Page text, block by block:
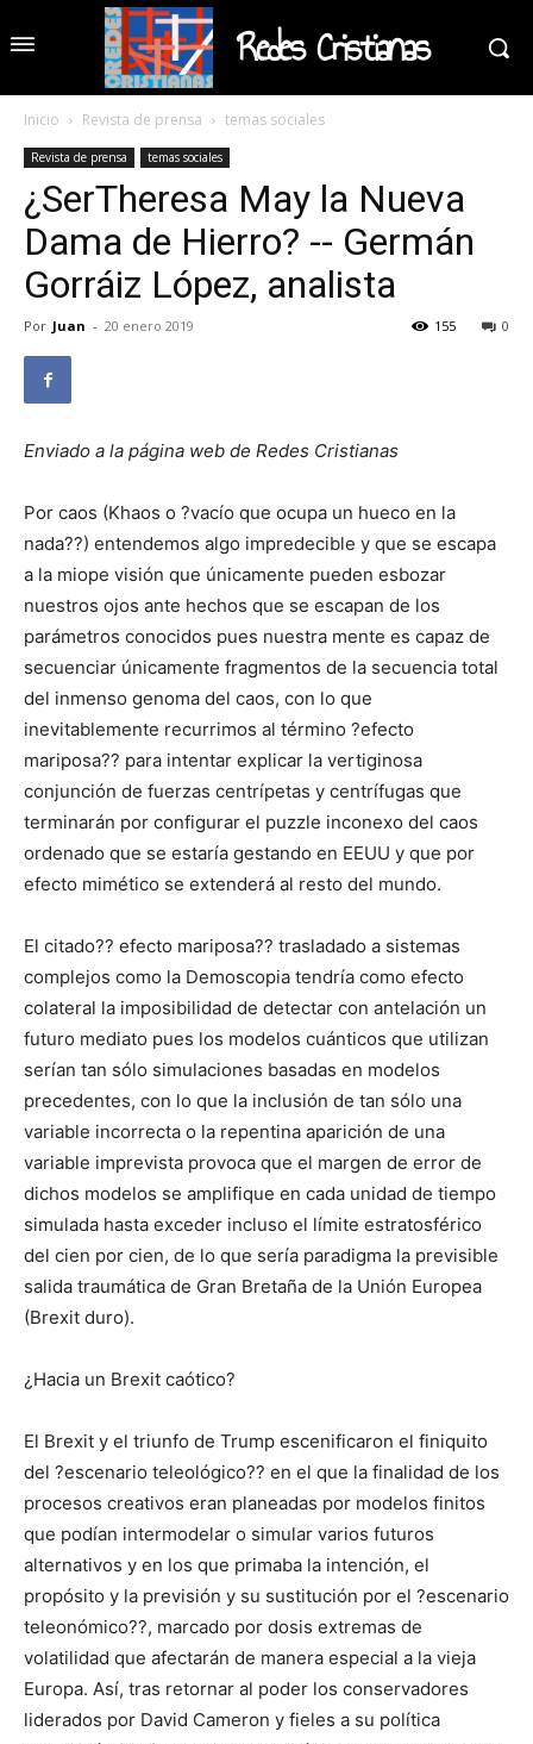
Redes Cristianas
Inicio Revista de prensa temas sociales
Revista de prensa temas sociales
¿SerTheresa May la Nueva
Dama de Hierro? -- Germán
Gorráiz López, analista
Por Juan - 20 enero 2019 0
155
Enviado a la página web de Redes Cristianas
Por caos (Khaos o ?vacío que ocupa un hueco en la
nada??) entendemos algo impredecible y que se escapa
a la miope visión que únicamente pueden esbozar
nuestros ojos ante hechos que se escapan de los
parámetros conocidos pues nuestra mente es capaz de
secuenciar únicamente fragmentos de la secuencia total
del inmenso genoma del caos, con lo que
inevitablemente recurrimos al término ?efecto
mariposa?? para intentar explicar la vertiginosa
conjunción de fuerzas centrípetas y centrífugas que
terminarán por configurar el puzzle inconexo del caos
ordenado que se estaría gestando en EEUU y que por
efecto mimético se extenderá al resto del mundo.
El citado?? efecto mariposa?? trasladado a sistemas
complejos como la Demoscopia tendría como efecto
colateral la imposibilidad de detectar con antelación un
futuro mediato pues los modelos cuánticos que utilizan
serían tan sólo simulaciones basadas en modelos
precedentes, con lo que la inclusión de tan sólo una
variable incorrecta o la repentina aparición de una
variable imprevista provoca que el margen de error de
dichos modelos se amplifique en cada unidad de tiempo
simulada hasta exceder incluso el límite estratosférico
del cien por cien, de lo que sería paradigma la previsible
salida traumática de Gran Bretaña de la Unión Europea
(Brexit duro).
¿Hacia un Brexit caótico?
El Brexit y el triunfo de Trump escenificaron el finiquito
del ?escenario teleológico?? en el que la finalidad de los
procesos creativos eran planeadas por modelos finitos
que podían intermodelar o simular varios futuros
alternativos y en los que primaba la intención, el
propósito y la previsión y su sustitución por el ?escenario
teleonómico??, marcado por dosis extremas de
volatilidad que afectarán de manera especial a la vieja
Europa. Así, tras retornar al poder los conservadores
liderados por David Cameron y fieles a su política